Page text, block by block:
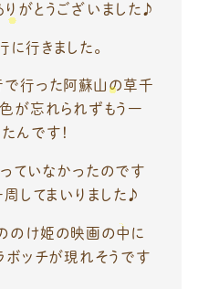
がとうございました♪
行きました。
で行った阿蘇山の草千
が忘れられずもう一
んです！
ていなかったのです
してまいりました♪
のけ姫の映画の中に
ボッチが現れそうです